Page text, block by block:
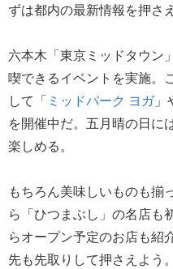
ずは都内の最新情報を押さ
六本木「東京ミッドタウン
喫できるイベントを実施。
して「 ミッドパーク ヨガ」
を開催中だ。五月晴の日に
楽しめる。
もちろん美味しいものも揃
ら「ひつまぶし」の名店も
らオープン予定のお店も紹
先も先取りして押さえよう。